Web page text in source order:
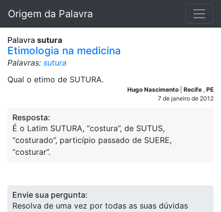
Origem da Palavra
Palavra sutura
Etimologia na medicina
Palavras: sutura
Qual o etimo de SUTURA.
Hugo Nascimento Recife , PE
7 de janeiro de 2012
Resposta:
É o Latim SUTURA, “costura”, de SUTUS,
“costurado”, particípio passado de SUERE,
“costurar”.
Envie sua pergunta:
Resolva de uma vez por todas as suas dúvidas